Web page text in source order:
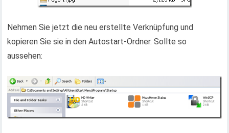
Nehmen Sie jetzt die neu erstellte Verknüpfung und
kopieren Sie sie in den Autostart-Ordner. Sollte so
aussehen: